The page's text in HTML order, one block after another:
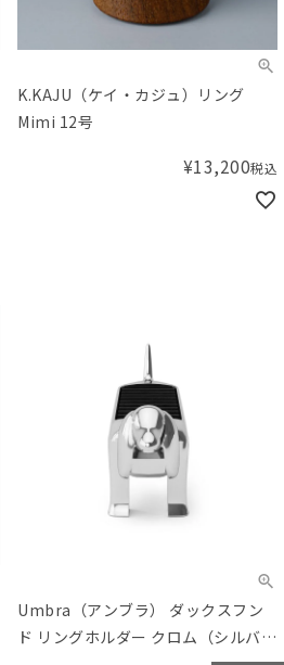
K.KAJU（ケイ・カジュ）リング
Mimi 12号
¥13,200税込
Umbra（アンブラ） ダックスフン
ド リングホルダー クロム（シルバ